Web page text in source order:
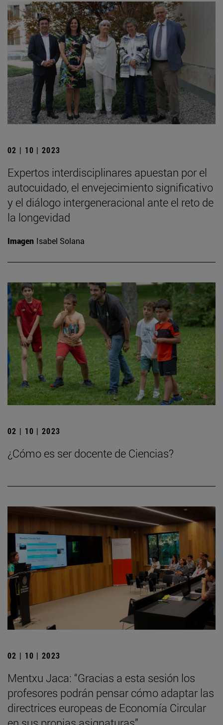
02 | 10 | 2023
Expertos interdisciplinares apuestan por el
autocuidado, el envejecimiento significativo
y el diálogo intergeneracional ante el reto de
la longevidad
Imagen Isabel Solana
02 | 10 | 2023
¿Cómo es ser docente de Ciencias?
02 | 10 | 2023
Mentxu Jaca: “Gracias a esta sesión los
profesores podrán pensar cómo adaptar las
directrices europeas de Economía Circular